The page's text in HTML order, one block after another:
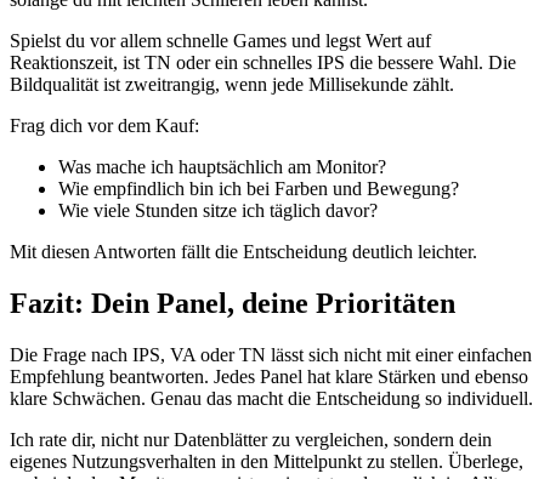
Spielst du vor allem schnelle Games und legst Wert auf
Reaktionszeit, ist TN oder ein schnelles IPS die bessere Wahl. Die
Bildqualität ist zweitrangig, wenn jede Millisekunde zählt.
Frag dich vor dem Kauf:
Was mache ich hauptsächlich am Monitor?
Wie empfindlich bin ich bei Farben und Bewegung?
Wie viele Stunden sitze ich täglich davor?
Mit diesen Antworten fällt die Entscheidung deutlich leichter.
Fazit: Dein Panel, deine Prioritäten
Die Frage nach IPS, VA oder TN lässt sich nicht mit einer einfachen
Empfehlung beantworten. Jedes Panel hat klare Stärken und ebenso
klare Schwächen. Genau das macht die Entscheidung so individuell.
Ich rate dir, nicht nur Datenblätter zu vergleichen, sondern dein
eigenes Nutzungsverhalten in den Mittelpunkt zu stellen. Überlege,